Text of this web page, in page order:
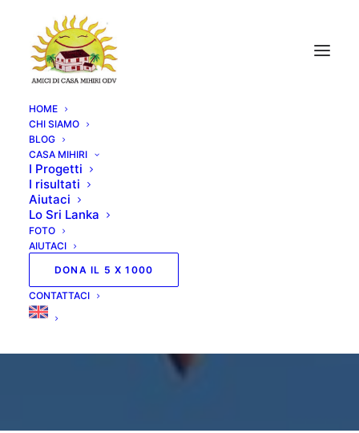
HOME
CHI SIAMO
BLOG
CASA MIHIRI
I Progetti
I risultati
Aiutaci
Lo Sri Lanka
FOTO
AIUTACI
DONA IL 5 X 1000
CONTATTACI